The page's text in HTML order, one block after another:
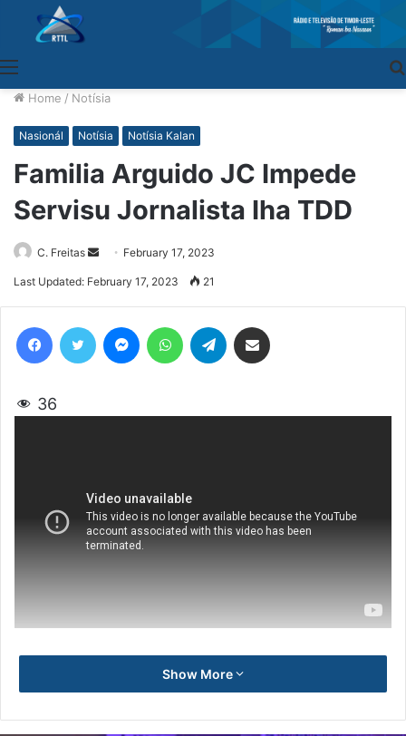
Home / Notísia
Nasionál Notísia Notísia Kalan
Familia Arguido JC Impede
Servisu Jornalista Iha TDD
C. Freitas
Send
an
February 17, 2023
Last Updated: February 17, 2023 21
36
Show More